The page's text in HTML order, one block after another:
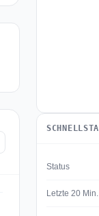
Status
Letzte 20 Min.